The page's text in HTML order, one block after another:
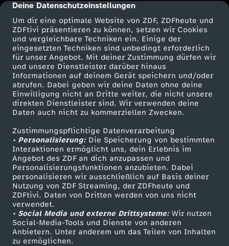
cmp-dialog-description
Deine Datenschutzeinstellungen
Um dir eine optimale Website von ZDF, ZDFheute und
ZDFtivi präsentieren zu können, setzen wir Cookies
und vergleichbare Techniken ein. Einige der
eingesetzten Techniken sind unbedingt erforderlich
für unser Angebot. Mit deiner Zustimmung dürfen wir
und unsere Dienstleister darüber hinaus
Informationen auf deinem Gerät speichern und/oder
abrufen. Dabei geben wir deine Daten ohne deine
Einwilligung nicht an Dritte weiter, die nicht unsere
direkten Dienstleister sind. Wir verwenden deine
Daten auch nicht zu kommerziellen Zwecken.
Zustimmungspflichtige Datenverarbeitung
• Personalisierung:Die Speicherung von bestimmten
Interaktionen ermöglicht uns, dein Erlebnis im
Angebot des ZDF an dich anzupassen und
Personalisierungsfunktionen anzubieten. Dabei
personalisieren wir ausschließlich auf Basis deiner
Nutzung von ZDF Streaming, der ZDFheute und
ZDFtivi. Daten von Dritten werden von uns nicht
verwendet.
• Social Media und externe Drittsysteme:Wir nutzen
Social-Media-Tools und Dienste von anderen
Anbietern. Unter anderem um das Teilen von Inhalten
zu ermöglichen.
Mehr ZDF
ZDF-Apps
Smart TV
ZDFtext
Livestreams
Sendungen A-Z
TV-Programm
Service
ZDFmitreden
Kontakt zum ZDF
Tickets
Zuschauerservice
Hilfe
ZDF Unternehmen
Karriere